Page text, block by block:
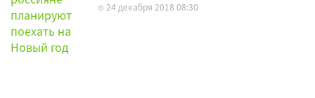
24 декабря 2018 08:30